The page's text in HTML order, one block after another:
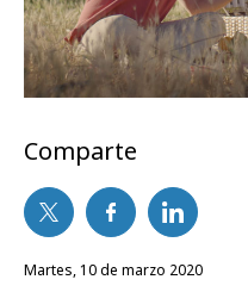
Comparte
martes, 10 de marzo 2020